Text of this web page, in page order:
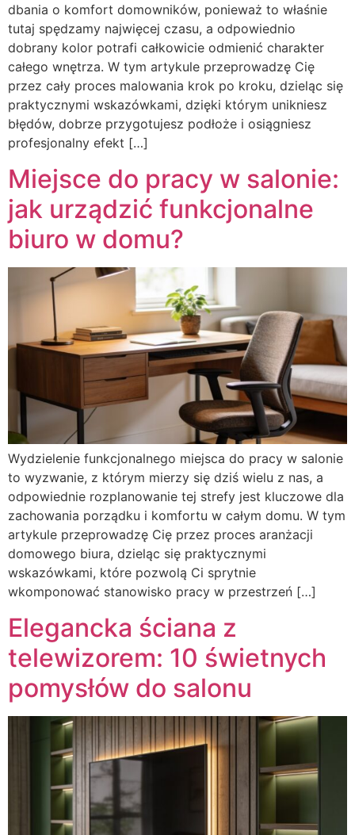
dbania o komfort domowników, ponieważ to właśnie
tutaj spędzamy najwięcej czasu, a odpowiednio
dobrany kolor potrafi całkowicie odmienić charakter
całego wnętrza. W tym artykule przeprowadzę Cię
przez cały proces malowania krok po kroku, dzieląc się
praktycznymi wskazówkami, dzięki którym unikniesz
błędów, dobrze przygotujesz podłoże i osiągniesz
profesjonalny efekt […]
Miejsce do pracy w salonie:
jak urządzić funkcjonalne
biuro w domu?
Wydzielenie funkcjonalnego miejsca do pracy w salonie
to wyzwanie, z którym mierzy się dziś wielu z nas, a
odpowiednie rozplanowanie tej strefy jest kluczowe dla
zachowania porządku i komfortu w całym domu. W tym
artykule przeprowadzę Cię przez proces aranżacji
domowego biura, dzieląc się praktycznymi
wskazówkami, które pozwolą Ci sprytnie
wkomponować stanowisko pracy w przestrzeń […]
Elegancka ściana z
telewizorem: 10 świetnych
pomysłów do salonu